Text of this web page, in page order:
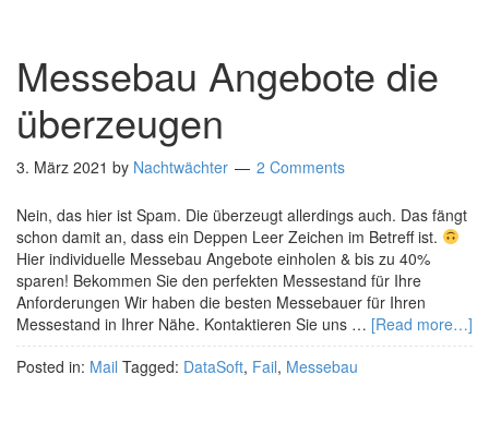
Messebau Angebote die
überzeugen
3. März 2021 by Nachtwächter 2 Comments
Nein, das hier ist Spam. Die überzeugt allerdings auch. Das fängt
schon damit an, dass ein Deppen Leer Zeichen im Betreff ist.
Hier individuelle Messebau Angebote einholen & bis zu 40%
sparen! Bekommen Sie den perfekten Messestand für Ihre
Anforderungen Wir haben die besten Messebauer für Ihren
Messestand in Ihrer Nähe. Kontaktieren Sie uns … [Read more…]
Posted in: Mail Tagged: DataSoft, Fail, Messebau